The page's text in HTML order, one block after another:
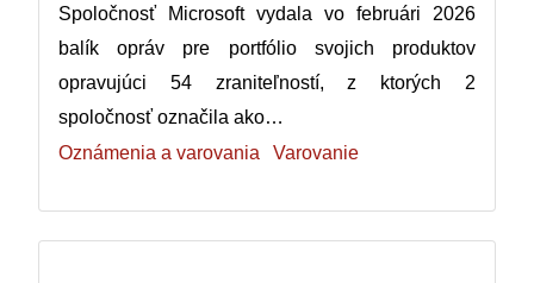
Spoločnosť Microsoft vydala vo februári 2026
balík opráv pre portfólio svojich produktov
opravujúci 54 zraniteľností, z ktorých 2
spoločnosť označila ako…
Oznámenia a varovania
Varovanie